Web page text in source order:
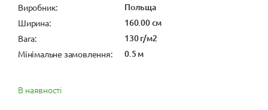
Виробник: Польща
Ширина: 160.00 см
Вага: 130 г/м2
Мінімальне замовлення: 0.5 м
В наявності